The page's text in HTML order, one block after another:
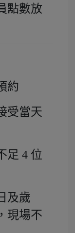
點數放
約
受當天
足 4 位
及歲
現場不